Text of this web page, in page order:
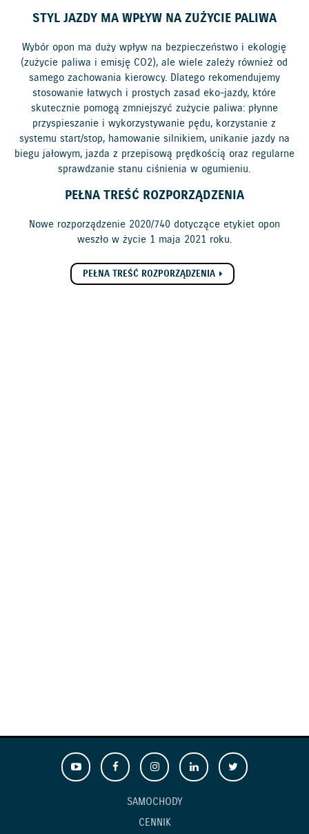
STYL JAZDY MA WPŁYW NA ZUŻYCIE PALIWA
Wybór opon ma duży wpływ na bezpieczeństwo i ekologię
(zużycie paliwa i emisję CO2), ale wiele zależy również od
samego zachowania kierowcy. Dlatego rekomendujemy
stosowanie łatwych i prostych zasad eko-jazdy, które
skutecznie pomogą zmniejszyć zużycie paliwa: płynne
przyspieszanie i wykorzystywanie pędu, korzystanie z
systemu start/stop, hamowanie silnikiem, unikanie jazdy na
biegu jałowym, jazda z przepisową prędkością oraz regularne
sprawdzanie stanu ciśnienia w ogumieniu.
PEŁNA TREŚĆ ROZPORZĄDZENIA
Nowe rozporządzenie 2020/740 dotyczące etykiet opon
weszło w życie 1 maja 2021 roku.
PEŁNA TREŚĆ ROZPORZĄDZENIA
SAMOCHODY
CENNIK